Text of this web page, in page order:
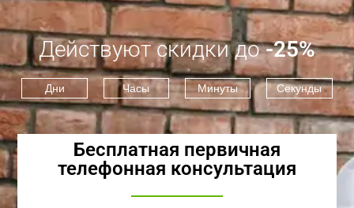
Действуют скидки до -25%
Дни Часы Минуты Секунды
Бесплатная первичная
телефонная консультация